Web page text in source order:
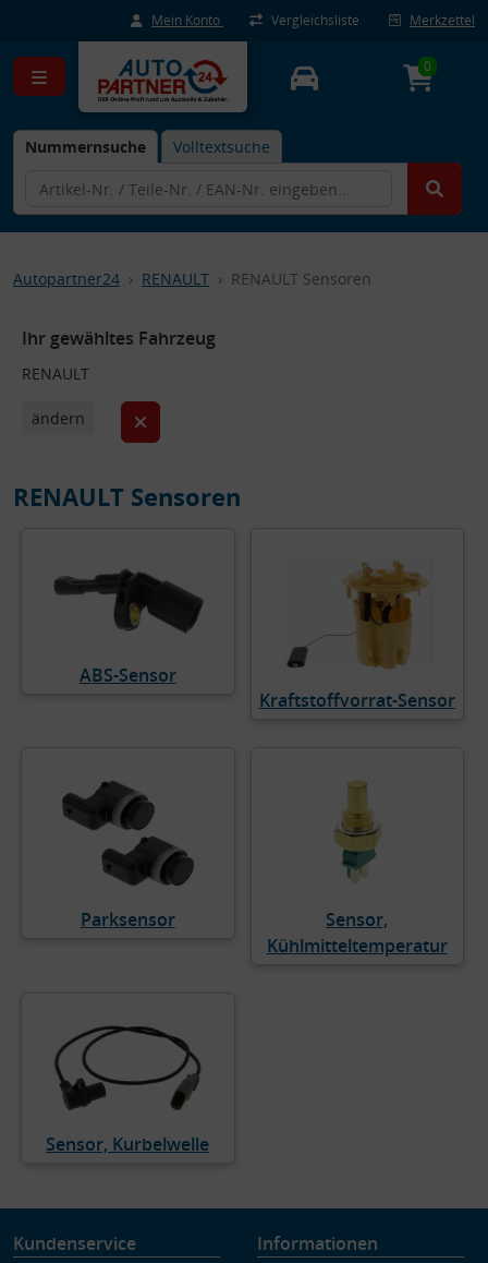
Mein Konto Vergleichsliste Merkzettel
Nummernsuche Volltextsuche
0
Autopartner24 RENAULT RENAULT Sensoren
Ihr gewähltes Fahrzeug
RENAULT
ändern
RENAULT Sensoren
ABS-Sensor
Kraftstoffvorrat-Sensor
Parksensor
Sensor,
Kühlmitteltemperatur
Sensor, Kurbelwelle
Kundenservice Informationen